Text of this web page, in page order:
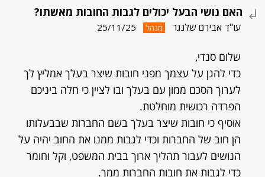
האם נושי הבעל יכולים לגבות החובות מאשתו?
עו"ד אבירם שלנגר מנהל 25/11/25
שלום סנדי,
כדי להגן על עצמך מפני חובות שיצר בעלך אמליץ לך
לערוך הסכם ממון עם בעלך ובו לציין כי חלה ביניכם
הפרדה רכושית מוחלטת.
אוסיף כי חובות שיצר בעלך בשם החברות שבבעלותו
הן חוב של החברות וכדי לגבות ממנו את החוב יהיה על
הנושים לעבור תהליך ארוך בבית המשפט, וקל וחומר
כדי לגבות את חובות החברות ממך.